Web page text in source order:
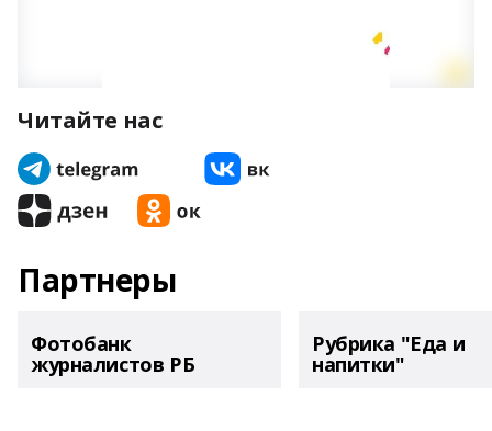
Читайте нас
Партнеры
Фотобанк
журналистов РБ
Рубрика "Еда и
напитки"